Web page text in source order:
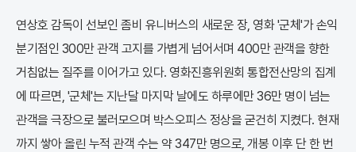
연상호 감독이 선보인 좀비 유니버스의 새로운 장, 영화 '군체'가 손익
분기점인 300만 관객 고지를 가볍게 넘어서며 400만 관객을 향한
거침없는 질주를 이어가고 있다. 영화진흥위원회 통합전산망의 집계
에 따르면, '군체'는 지난달 마지막 날에도 하루에만 36만 명이 넘는
관객을 극장으로 불러모으며 박스오피스 정상을 굳건히 지켰다. 현재
까지 쌓아 올린 누적 관객 수는 약 347만 명으로, 개봉 이후 단 한 번